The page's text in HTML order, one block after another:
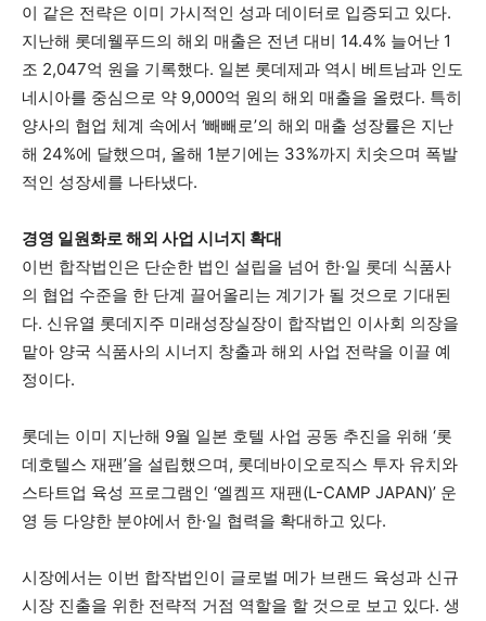
이 같은 전략은 이미 가시적인 성과 데이터로 입증되고 있다.
지난해 롯데웰푸드의 해외 매출은 전년 대비 14.4% 늘어난 1
조 2,047억 원을 기록했다. 일본 롯데제과 역시 베트남과 인도
네시아를 중심으로 약 9,000억 원의 해외 매출을 올렸다. 특히
양사의 협업 체계 속에서 ‘빼빼로’의 해외 매출 성장률은 지난
해 24%에 달했으며, 올해 1분기에는 33%까지 치솟으며 폭발
적인 성장세를 나타냈다.
경영 일원화로 해외 사업 시너지 확대
이번 합작법인은 단순한 법인 설립을 넘어 한·일 롯데 식품사
의 협업 수준을 한 단계 끌어올리는 계기가 될 것으로 기대된
다. 신유열 롯데지주 미래성장실장이 합작법인 이사회 의장을
맡아 양국 식품사의 시너지 창출과 해외 사업 전략을 이끌 예
정이다.
롯데는 이미 지난해 9월 일본 호텔 사업 공동 추진을 위해 ‘롯
데호텔스 재팬’을 설립했으며, 롯데바이오로직스 투자 유치와
스타트업 육성 프로그램인 ‘엘켐프 재팬(L-CAMP JAPAN)’ 운
영 등 다양한 분야에서 한·일 협력을 확대하고 있다.
시장에서는 이번 합작법인이 글로벌 메가 브랜드 육성과 신규
시장 진출을 위한 전략적 거점 역할을 할 것으로 보고 있다. 생